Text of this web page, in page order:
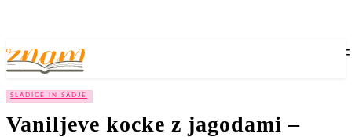
SLADICE IN SADJE
Vaniljeve kocke z jagodami –